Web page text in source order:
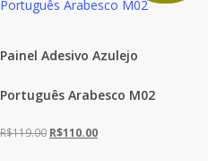
Painel Adesivo Azulejo
Português Arabesco M02
R$119.00 O
R$110.00O